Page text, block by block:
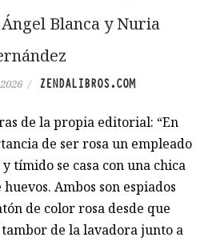
Blanca y Nuria
/ ZENDALIBROS.COM
de la propia editorial: “En
de ser rosa un empleado
tímido se casa con una chica
Ambos son espiados
de color rosa desde que
tambor de la lavadora junto a